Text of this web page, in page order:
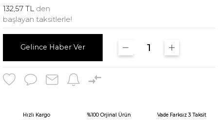
132,57 TL den
başlayan taksitlerle!
Gelince Haber Ver
Hızlı Kargo
%100 Orjinal Ürün
Vade Farksız 3 Taksit